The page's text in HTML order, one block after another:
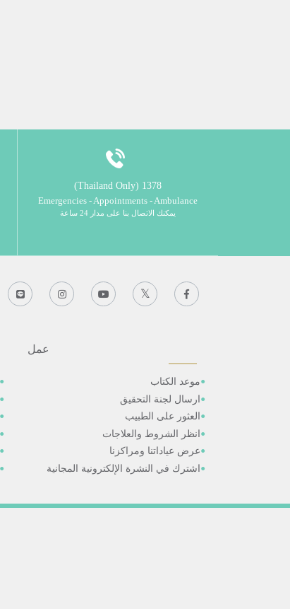
1378 (Thailand Only)
Emergencies - Appointments - Ambulance
يمكنك الاتصال بنا على مدار 24 ساعة
عمل
موعد الكتاب
ارسال لجنة التحقيق
العثور على الطبيب
انظر الشروط والعلاجات
عرض عياداتنا ومراكزنا
اشترك في النشرة الإلكترونية المجانية